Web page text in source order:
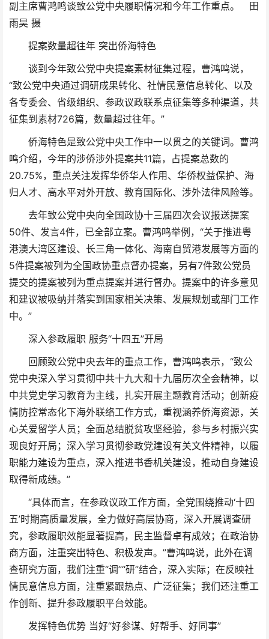
副主席曹鸿鸣谈致公党中央履职情况和今年工作重点。 田
雨昊 摄
提案数量超往年 突出侨海特色
谈到今年致公党中央提案素材征集过程，曹鸿鸣说，
“致公党中央通过调研成果转化、社情民意信息转化、以及
各专委会、省级组织、参政议政联系点征集等多种渠道，共
征集到素材726篇，数量超过往年。”
侨海特色是致公党中央工作中一以贯之的关键词。曹鸿
鸣介绍，今年的涉侨涉外提案共11篇，占提案总数的
20.75%，重点关注发挥华侨华人作用、华侨权益保护、海
归人才、高水平对外开放、教育国际化、涉外法律风险等。
去年致公党中央向全国政协十三届四次会议报送提案
50件、发言4件，已全部立案。曹鸿鸣举例，“关于推进粤
港澳大湾区建设、长三角一体化、海南自贸港发展等方面的
5件提案被列为全国政协重点督办提案，另有7件致公党员
提交的提案被列为重点提案并进行督办。提案中的许多意见
和建议被吸纳并落实到国家相关决策、发展规划或部门工作
中。”
深入参政履职 服务“十四五”开局
回顾致公党中央去年的重点工作，曹鸿鸣表示，“致公
党中央深入学习贯彻中共十九大和十九届历次全会精神，以
中共党史学习教育为主线，扎实开展主题教育活动；创新疫
情防控常态化下海外联络工作方式，重视涵养侨海资源，关
心关爱留学人员；全面总结脱贫攻坚经验，参与乡村振兴实
现良好开局；深入学习贯彻参政党建设有关文件精神，以履
职能力建设为重点，深入推进书香机关建设，推动自身建设
取得新成绩。”
“具体而言，在参政议政工作方面，全党围绕推动‘十四
五’时期高质量发展，全力做好高层协商，深入开展调查研
究，参政履职效能显著提高，民主监督卓有成效；在政治协
商方面，注重突出特色、积极发声。”曹鸿鸣说，此外在调
查研究方面，我们注重“调”“研”结合，深入实际；在反映社
情民意信息方面，注重紧跟热点、广泛征集；我们还注重工
作创新、提升参政履职平台效能。
发挥特色优势 当好“好参谋、好帮手、好同事”